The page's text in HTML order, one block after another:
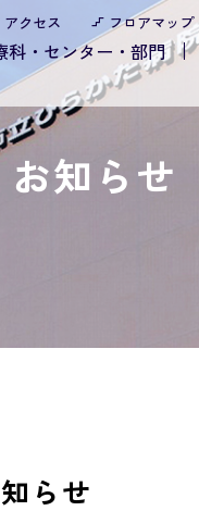
アクセス フロアマップ
科・センター・部門
お知らせ
らせ